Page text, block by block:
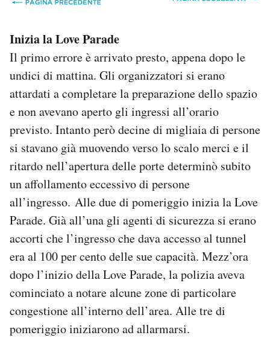
Inizia la Love Parade
Il primo errore è arrivato presto, appena dopo le
undici di mattina. Gli organizzatori si erano
attardati a completare la preparazione dello spazio
e non avevano aperto gli ingressi all’orario
previsto. Intanto però decine di migliaia di persone
si stavano già muovendo verso lo scalo merci e il
ritardo nell’apertura delle porte determinò subito
un affollamento eccessivo di persone
all’ingresso. Alle due di pomeriggio inizia la Love
Parade. Già all’una gli agenti di sicurezza si erano
accorti che l’ingresso che dava accesso al tunnel
era al 100 per cento delle sue capacità. Mezz’ora
dopo l’inizio della Love Parade, la polizia aveva
cominciato a notare alcune zone di particolare
congestione all’interno dell’area. Alle tre di
pomeriggio iniziarono ad allarmarsi.